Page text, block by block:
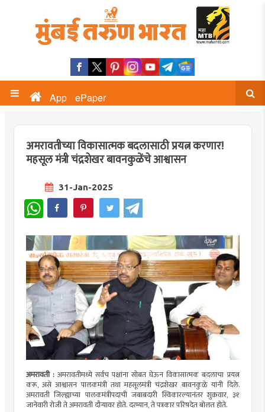
App ePaper
अमरावतीच्या विकासात्मक बदलासाठी प्रयत्न करणार!
महसूल मंत्री चंद्रशेखर बावनकुळेंचे आश्वासन
31-Jan-2025
WhatsApp
अमरावती : अमरावतीमध्ये सर्वच पक्षांना सोबत घेऊन विकासात्मक बदलाचा प्रयत्न
करू, असे आश्वासन पालकमंत्री तथा महसूलमंत्री चंद्रशेखर बावनकुळे यांनी दिले.
अमरावती जिल्ह्याच्या पालकमंत्रीपदाची जबाबदारी स्विकारल्यानंतर शुक्रवार, ३१
जानेवारी रोजी ते अमरावती दौऱ्यावर होते. दरम्यान, ते पत्रकार परिषदेत बोलत होते.